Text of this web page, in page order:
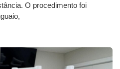
O procedimento foi